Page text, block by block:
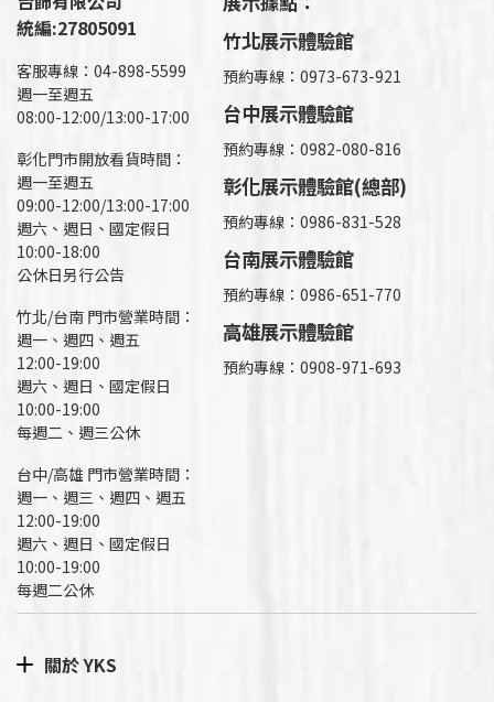
統編:27805091
客服專線：04-898-5599
週一至週五
08:00-12:00/13:00-17:00
彰化門市開放看貨時間：
週一至週五
09:00-12:00/13:00-17:00
週六、週日、國定假日
10:00-18:00
公休日另行公告
竹北/台南 門市營業時間：
週一、週四、週五
12:00-19:00
週六、週日、國定假日
10:00-19:00
每週二、週三公休
台中/高雄 門市營業時間：
週一、週三、週四、週五
12:00-19:00
週六、週日、國定假日
10:00-19:00
每週二公休
竹北展示體驗館
預約專線：0973-673-921
台中展示體驗館
預約專線：0982-080-816
彰化展示體驗館(總部)
預約專線： 0986-831-528
台南展示體驗館
預約專線：0986-651-770
高雄展示體驗館
預約專線： 0908-971-693
關於 YKS